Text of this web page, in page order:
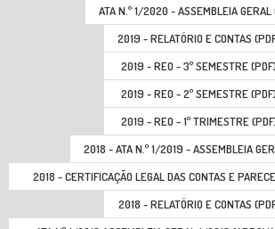
ATA N.º 1/2020 - ASSEMBLEIA GERAL
2019 - RELATÓRIO E CONTAS
2019 - REO - 3º SEMESTRE (PDF)
2019 - REO - 2º SEMESTRE (PDF)
2019 - REO - 1º TRIMESTRE
2018 - ATA N.º 1/2019 - ASSEMBLEIA
2018 - CERTIFICAÇÃO LEGAL DAS CONTAS E
(PDF)
2018 - RELATÓRIO E CONTAS